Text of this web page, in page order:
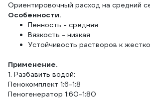
Ориентировочный расход на средний
Особенности.
Пенность - средняя
Вязкость - низкая
Устойчивость растворов к
Применение.
1. Разбавить водой:
Пенокомплект 1:6-1:8
Пеногенератор 1:60-1:80